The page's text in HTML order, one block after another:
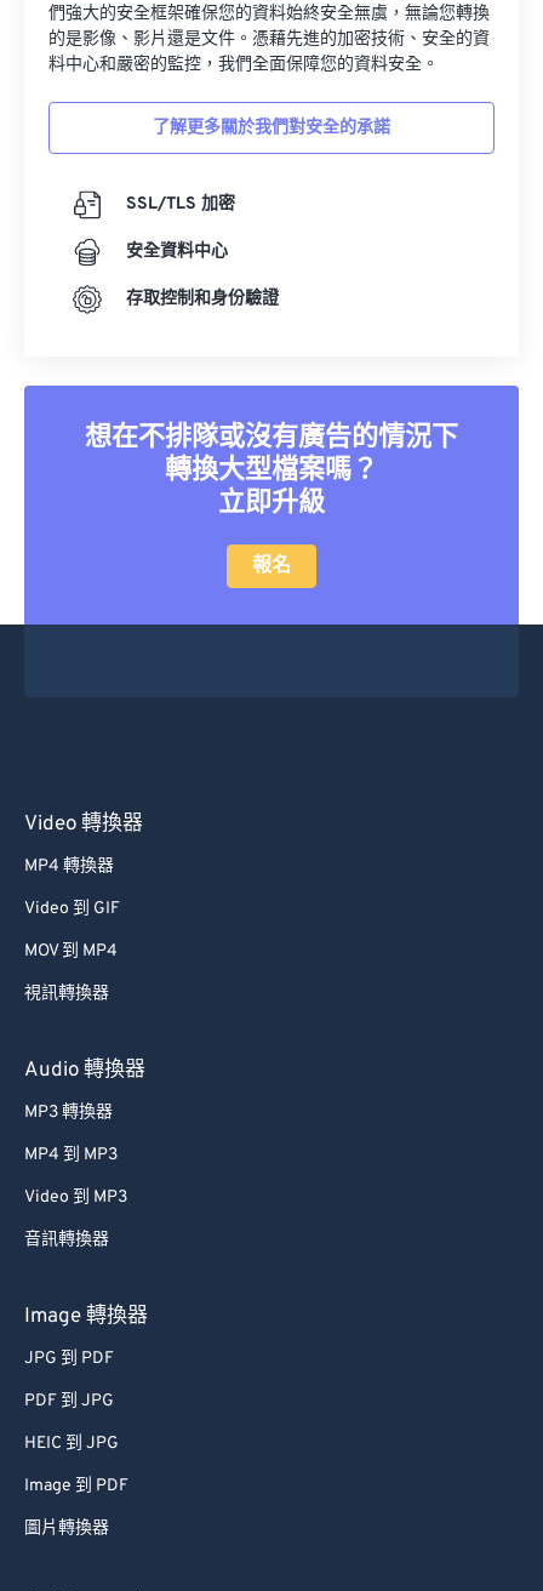
們強大的安全框架確保您的資料始終安全無虞，無論您轉換
的是影像、影片還是文件。憑藉先進的加密技術、安全的資
料中心和嚴密的監控，我們全面保障您的資料安全。
了解更多關於我們對安全的承諾
SSL/TLS 加密
安全資料中心
存取控制和身份驗證
想在不排隊或沒有廣告的情況下
轉換大型檔案嗎？
立即升級
報名
Video 轉換器
MP4 轉換器
Video 到 GIF
MOV 到 MP4
視訊轉換器
Audio 轉換器
MP3 轉換器
MP4 到 MP3
Video 到 MP3
音訊轉換器
Image 轉換器
JPG 到 PDF
PDF 到 JPG
HEIC 到 JPG
Image 到 PDF
圖片轉換器